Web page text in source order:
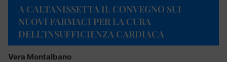
A CALTANISSETTA IL CONVEGNO SUI
NUOVI FARMACI PER LA CURA
DELL’INSUFFICIENZA CARDIACA
Vera Montalbano